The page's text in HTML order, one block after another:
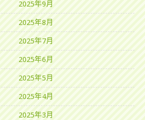
2025年9月
2025年8月
2025年7月
2025年6月
2025年5月
2025年4月
2025年3月